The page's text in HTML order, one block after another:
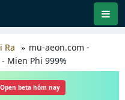
Ra
mu-aeon.com -
Mien Phi 999%
Open beta hôm nay